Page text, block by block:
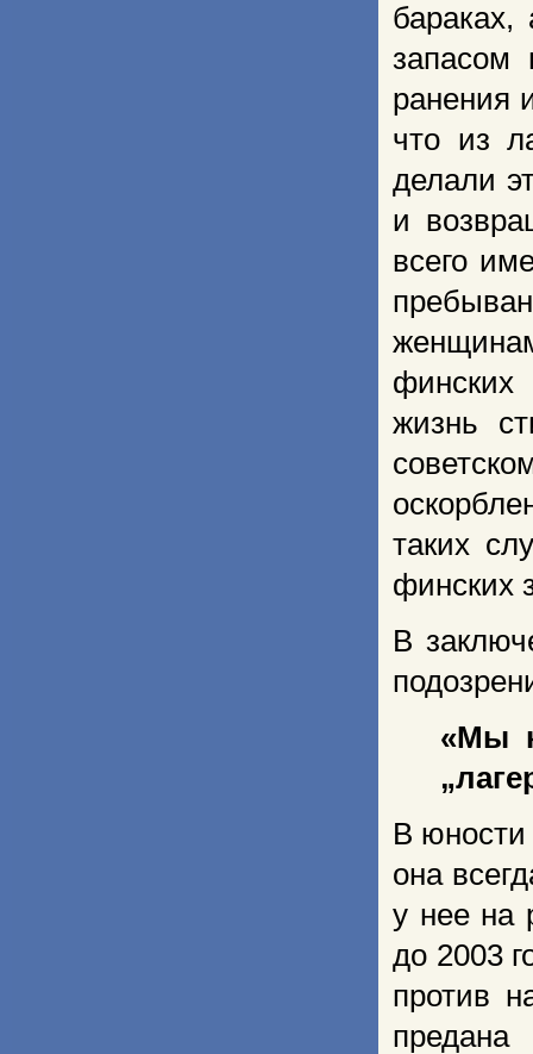
ранения
что из
делали
и
всего
жизнь
таких
финских
В
«Мы
В юности
она
у нее на
до 2003
против